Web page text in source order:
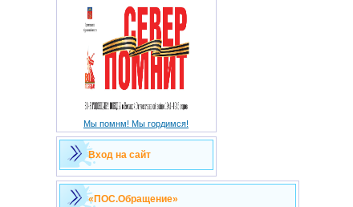
Мы помнм! Мы гордимся!
Вход на сайт
«ПОС.Обращение»